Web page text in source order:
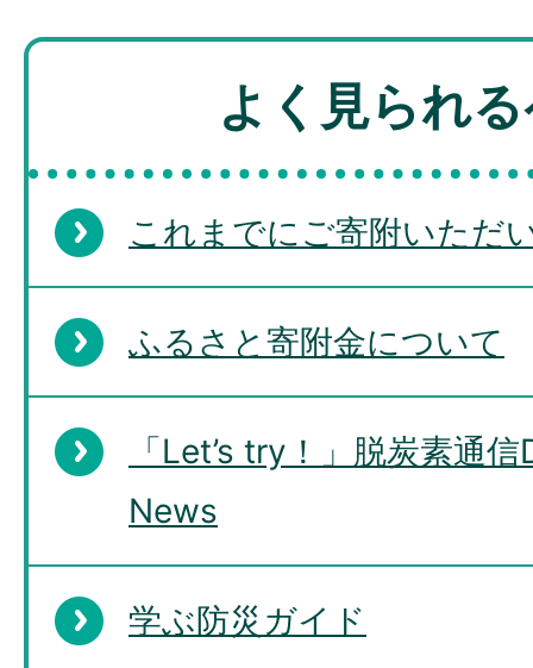
よく見られ
これまでにご寄附いただ
ふるさと寄附金について
「Let’s try！」脱炭素通
News
学ぶ防災ガイド